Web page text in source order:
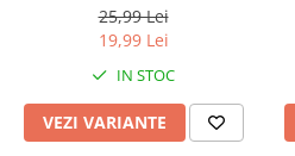
25,99 Lei
19,99 Lei
IN STOC
VEZI VARIANTE